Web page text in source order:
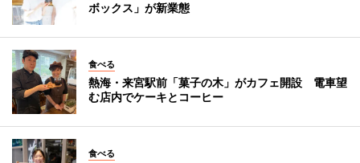
ボックス」が新業態
食べる
熱海・来宮駅前「菓子の木」がカフェ開設 電車望
む店内でケーキとコーヒー
食べる